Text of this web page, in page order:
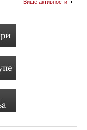
Више активности